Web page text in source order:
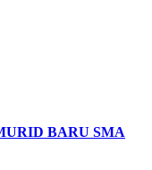
BARU SMA